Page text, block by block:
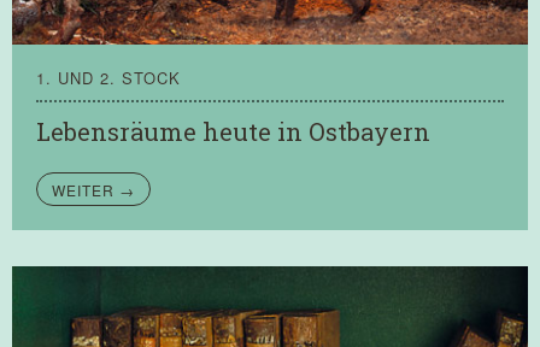
1. UND 2. STOCK
Lebensräume heute in Ostbayern
WEITER →